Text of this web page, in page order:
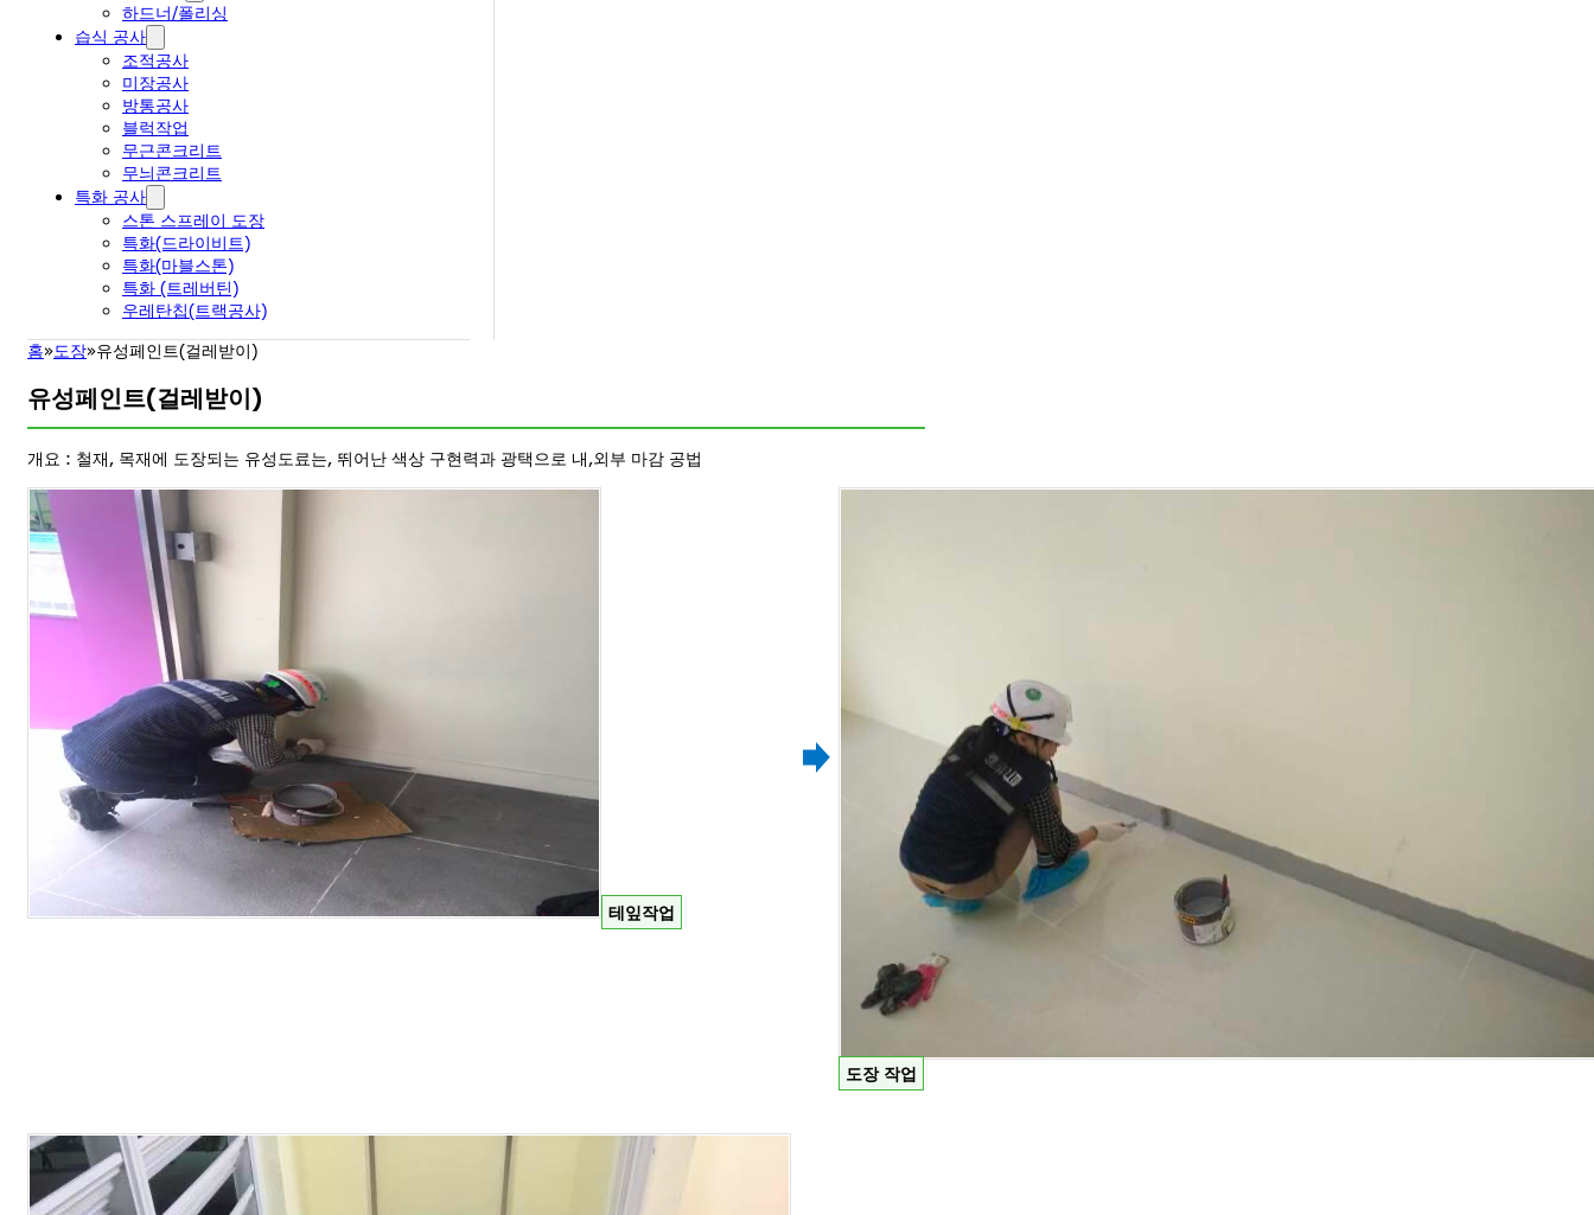
하드너/폴리싱
습식 공사
조적공사
미장공사
방통공사
블럭작업
무근콘크리트
무늬콘크리트
특화 공사
스톤 스프레이 도장
특화(드라이비트)
특화(마블스톤)
특화 (트레버틴)
우레탄칩(트랙공사)
홈»도장»유성페인트(걸레받이)
유성페인트(걸레받이)
개요 : 철재, 목재에 도장되는 유성도료는, 뛰어난 색상 구현력과 광택으로 내,외부 마감 공법
테잎작업
도장 작업